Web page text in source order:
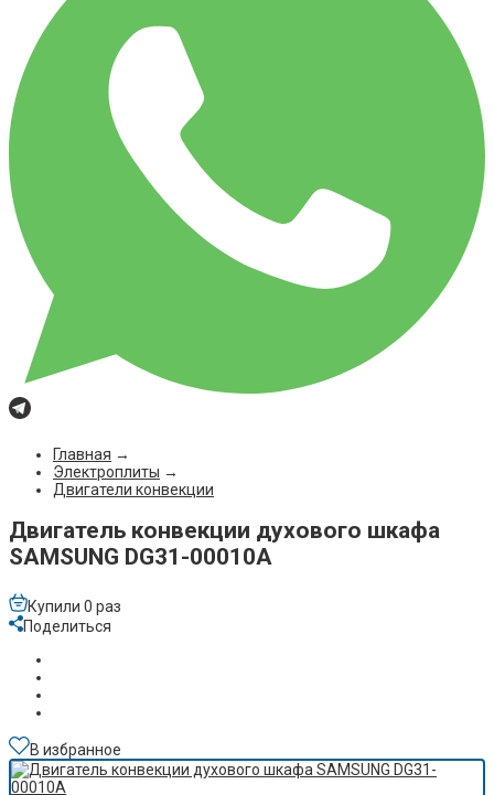
Главная →
Электроплиты →
Двигатели конвекции
Двигатель конвекции духового шкафа
SAMSUNG DG31-00010A
Купили 0 раз
Поделиться
В избранное